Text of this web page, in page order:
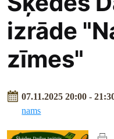
izrāde
zīmes"
07.11.2025 20:00 -
nams